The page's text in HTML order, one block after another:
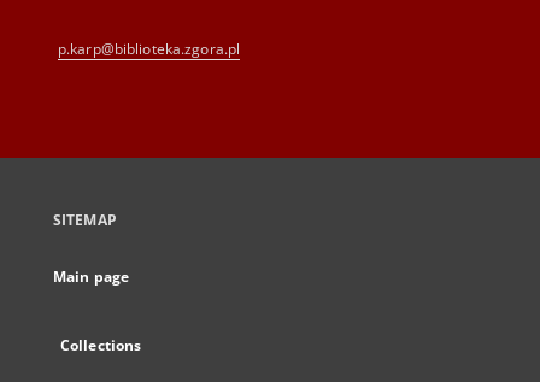
p.karp@biblioteka.zgora.pl
SITEMAP
Main page
Collections